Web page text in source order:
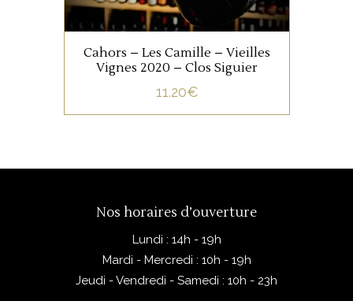
avec de fines notes boisées
bien intégrées.
AJOUTER AU PANIER
Cahors – Les Camille – Vieilles
Vignes 2020 – Clos Siguier
11.20€
Nos horaires d’ouverture
Lundi : 14h - 19h
Mardi - Mercredi : 10h - 19h
Jeudi - Vendredi - Samedi : 10h - 23h